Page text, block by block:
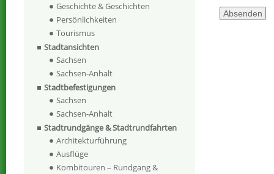
Geschichte & Geschichten
Persönlichkeiten
Tourismus
Stadtansichten
Sachsen
Sachsen-Anhalt
Stadtbefestigungen
Sachsen
Sachsen-Anhalt
Stadtrundgänge & Stadtrundfahrten
Architekturführung
Ausflüge
Kombitouren – Rundgang &